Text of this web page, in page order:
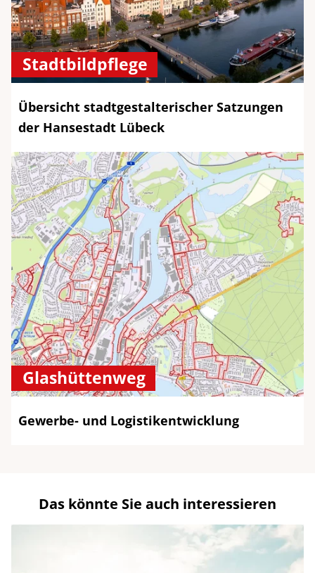
Stadtbildpflege
Übersicht stadtgestalterischer Satzungen
der Hansestadt Lübeck
Glashüttenweg
Gewerbe- und Logistikentwicklung
Das könnte Sie auch interessieren